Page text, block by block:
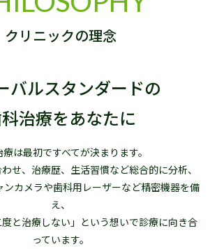
クリニックの理念
バルスタンダードの
治療をあなたに
は最初ですべてが決まります。
せ、治療歴、生活習慣など総合的に分析、
カメラや歯科用レーザーなど精密機器を備
え、
度と治療しない」という想いで診療に向き合
っています。